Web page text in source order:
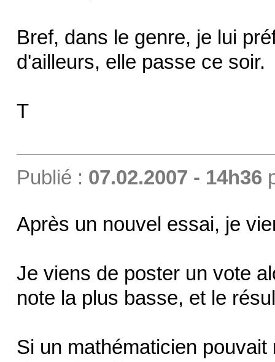
Bref, dans le genre, je lui
d'ailleurs, elle passe ce soir.
T
Publié : 07.02.2007 - 14h36
Après un nouvel essai, je
Je viens de poster un vote
note la plus basse, et le
Si un mathématicien